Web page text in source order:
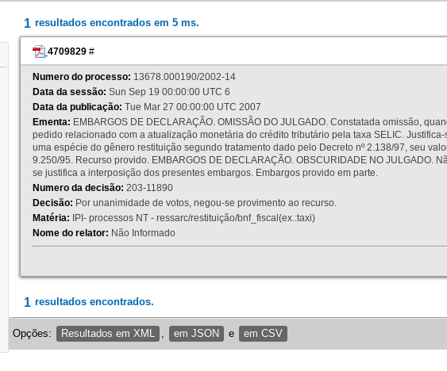
1 resultados encontrados em 5 ms.
4709829 #
Numero do processo: 13678.000190/2002-14
Data da sessão: Sun Sep 19 00:00:00 UTC 6
Data da publicação: Tue Mar 27 00:00:00 UTC 2007
Ementa: EMBARGOS DE DECLARAÇÃO. OMISSÃO DO JULGADO. Constatada omissão,
pedido relacionado com a atualização monetária do crédito tributário pela taxa SELIC.
uma espécie do gênero restituição segundo tratamento dado pelo Decreto nº 2.138/97, seu
9.250/95. Recurso provido. EMBARGOS DE DECLARAÇÃO. OBSCURIDADE NO
se justifica a interposição dos presentes embargos. Embargos provido em parte.
Numero da decisão: 203-11890
Decisão: Por unanimidade de votos, negou-se provimento ao recurso.
Matéria: IPI- processos NT - ressarc/restituição/bnf_fiscal(ex.:taxi)
Nome do relator: Não Informado
1 resultados encontrados.
Opções: Resultados em XML em JSON e em CSV